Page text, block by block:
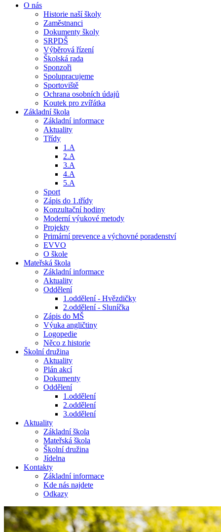
O nás
Historie naší školy
Zaměstnanci
Dokumenty školy
SRPDŠ
Výběrová řízení
Školská rada
Sponzoři
Spolupracujeme
Sportoviště
Ochrana osobních údajů
Koutek pro zvířátka
Základní škola
Základní informace
Aktuality
Třídy
1.A
2.A
3.A
4.A
5.A
Sport
Zápis do 1.třídy
Konzultační hodiny
Moderní výukové metody
Projekty
Primární prevence a výchovné poradenství
EVVO
O škole
Mateřská škola
Základní informace
Aktuality
Oddělení
1.oddělení - Hvězdičky
2.oddělení - Sluníčka
Zápis do MŠ
Výuka angličtiny
Logopedie
Něco z historie
Školní družina
Aktuality
Plán akcí
Dokumenty
Oddělení
1.oddělení
2.oddělení
3.oddělení
Aktuality
Základní škola
Mateřská škola
Školní družina
Jídelna
Kontakty
Základní informace
Kde nás najdete
Odkazy